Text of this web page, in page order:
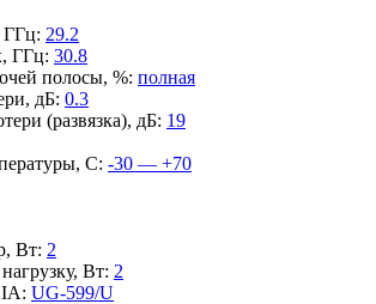
ГГц: 29.2
ГГц: 30.8
полосы, %: полная
дБ: 0.3
(развязка), дБ: 19
С: -30 — +70
Вт: 2
Вт: 2
: UG-599/U